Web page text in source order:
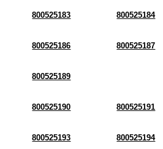
800525183 800525184
800525186 800525187
800525189
800525190 800525191
800525193 800525194